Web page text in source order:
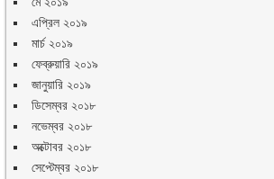
এপ্রিল ২০১৯
মার্চ ২০১৯
ফেব্রুয়ারি ২০১৯
জানুয়ারি ২০১৯
ডিসেম্বর ২০১৮
নভেম্বর ২০১৮
অক্টোবর ২০১৮
সেপ্টেম্বর ২০১৮